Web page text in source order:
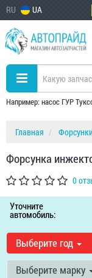
RU UA
Например: насос ГУР
Главная Форсунки
Форсунка
0
Уточните
автомобиль:
Выберите год
Выберите марку